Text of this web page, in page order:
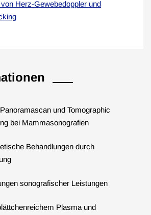
Herz-Gewebedoppler und
und Tomographic
bei Mammasonografien
Behandlungen durch
sonografischer Leistungen
Plasma und